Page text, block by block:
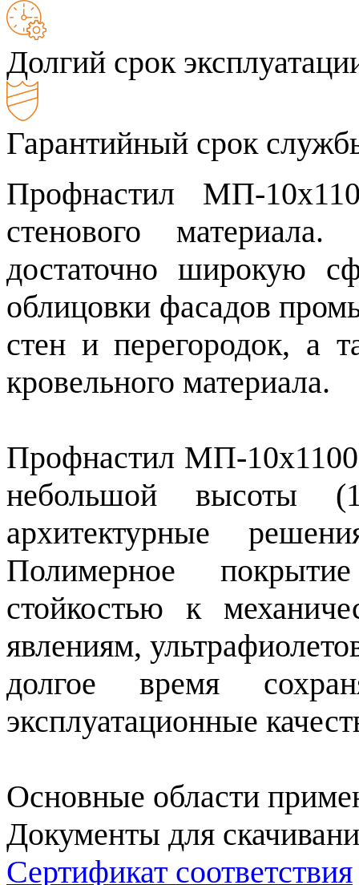
Долгий срок
Гарантийный срок
Профнастил МП-
стенового
достаточно широкую
облицовки фасадов
стен и перегородок, а
кровельного материала.
Профнастил МП-
небольшой высоты
архитектурные
Полимерное
стойкостью к
явлениям,
долгое время
эксплуатационные
Основные области
Документы для
Сертификат соответствия